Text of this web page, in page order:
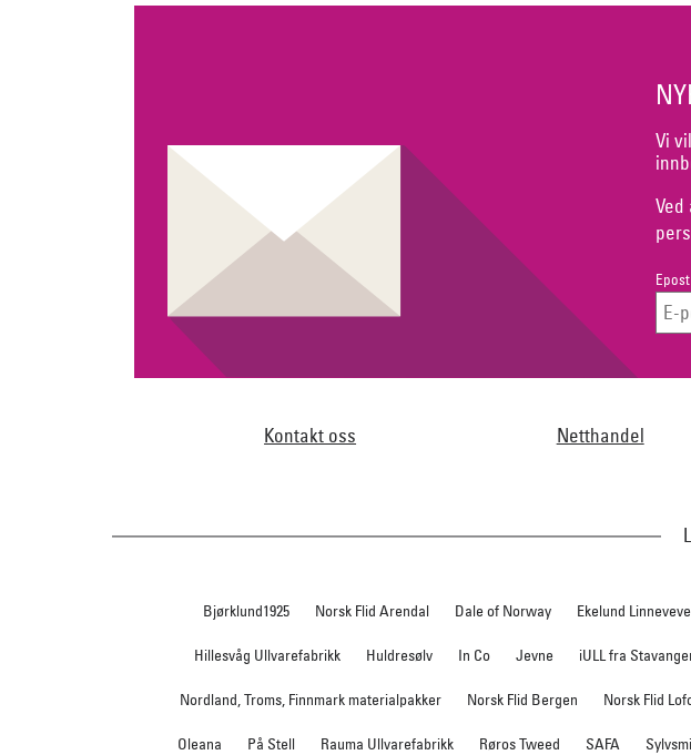
Vi
Epost
Kontakt oss Netthandel
Bjørklund1925 Norsk Flid Arendal Dale of Norway Ekelund
Hillesvåg Ullvarefabrikk Huldresølv In Co Jevne iULL fra
Nordland, Troms, Finnmark materialpakker Norsk Flid Bergen Norsk Flid
Oleana På Stell Rauma Ullvarefabrikk Røros Tweed SAFA